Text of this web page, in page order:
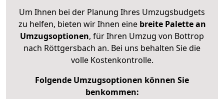
Um Ihnen bei der Planung Ihres Umzugsbudgets
zu helfen, bieten wir Ihnen eine breite Palette an
Umzugsoptionen, für Ihren Umzug von Bottrop
nach Röttgersbach an. Bei uns behalten Sie die
volle Kostenkontrolle.
Folgende Umzugsoptionen können Sie
benkommen: